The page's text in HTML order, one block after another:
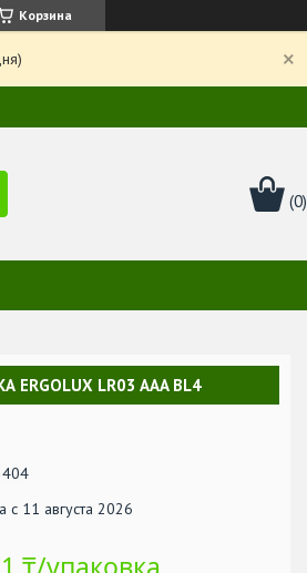
Корзина
ERGOLUX LR03 AAA BL4
с 11 августа 2026